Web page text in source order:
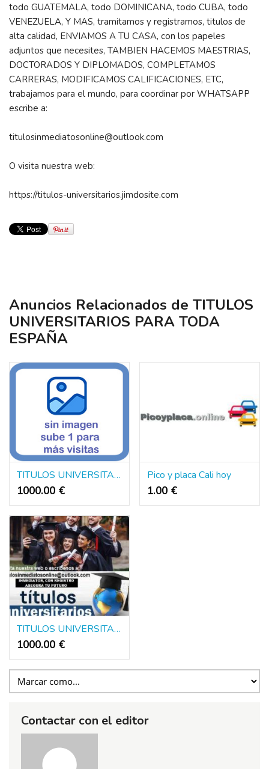
todo GUATEMALA, todo DOMINICANA, todo CUBA, todo
VENEZUELA, Y MAS, tramitamos y registramos, titulos de
alta calidad, ENVIAMOS A TU CASA, con los papeles
adjuntos que necesites, TAMBIEN HACEMOS MAESTRIAS,
DOCTORADOS Y DIPLOMADOS, COMPLETAMOS
CARRERAS, MODIFICAMOS CALIFICACIONES, ETC,
trabajamos para el mundo, para coordinar por WHATSAPP
escribe a:
titulosinmediatosonline@outlook.com
O visita nuestra web:
https://titulos-universitarios.jimdosite.com
Anuncios Relacionados de TITULOS
UNIVERSITARIOS PARA TODA
ESPAÑA
TITULOS UNIVERSITARIOS DE EUROPA Y AMERICA
1000.00 €
Pico y placa Cali hoy
1.00 €
TITULOS UNIVERSITARIOS DE EUROPA Y AMERICA
1000.00 €
Contactar con el editor